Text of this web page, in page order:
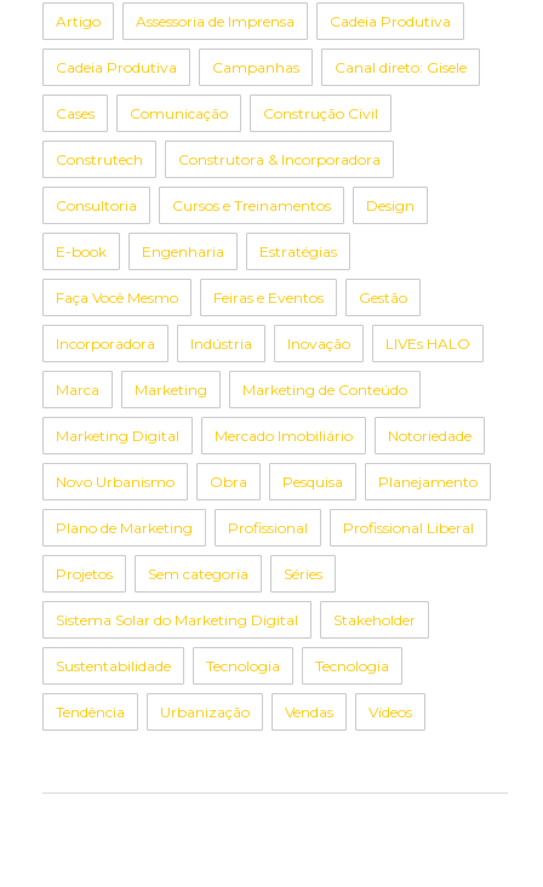
Artigo Assessoria de Imprensa Cadeia Produtiva
Cadeia Produtiva Campanhas Canal direto: Gisele
Cases Comunicação Construção Civil
Construtech Construtora & Incorporadora
Consultoria Cursos e Treinamentos Design
E-book Engenharia Estratégias
Faça Você Mesmo Feiras e Eventos Gestão
Incorporadora Indústria Inovação LIVEs HALO
Marca Marketing Marketing de Conteúdo
Marketing Digital Mercado Imobiliário Notoriedade
Novo Urbanismo Obra Pesquisa Planejamento
Plano de Marketing Profissional Profissional Liberal
Projetos Sem categoria Séries
Sistema Solar do Marketing Digital Stakeholder
Sustentabilidade Tecnologia Tecnologia
Tendência Urbanização Vendas Vídeos